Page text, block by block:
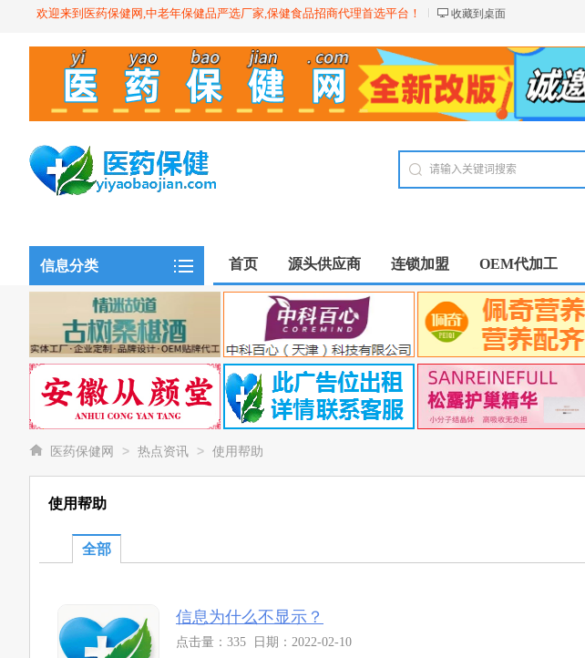
欢迎来到医药保健网,中老年保健品严选厂家,保健食品招商代理首选平台！ 收藏到桌面
信息分类 首页 源头供应商 连锁加盟 OEM代加工
医药保健网 > 热点资讯 > 使用帮助
使用帮助
全部
信息为什么不显示？
点击量：335 日期：2022-02-10